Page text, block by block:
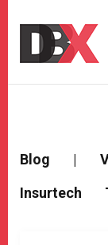
Blog |
Insurtech